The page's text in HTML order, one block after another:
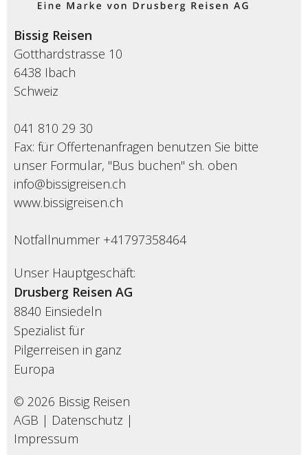
Bissig Reisen
Gotthardstrasse 10
6438 Ibach
Schweiz
041 810 29 30
Fax: für Offertenanfragen benutzen Sie bitte
unser Formular, "Bus buchen" sh. oben
info@bissigreisen.ch
www.bissigreisen.ch
Notfallnummer +41797358464
Unser Hauptgeschäft:
Drusberg Reisen AG
8840 Einsiedeln
Spezialist für
Pilgerreisen in ganz
Europa
© 2026 Bissig Reisen
AGB | Datenschutz |
Impressum